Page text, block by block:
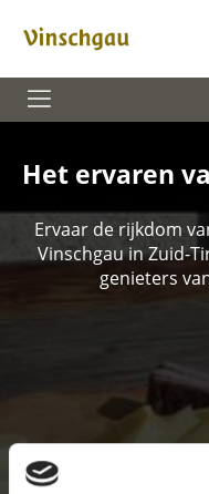
Het ervaren
Ervaar de rijkdom
Vinschgau in Zuid-
genieters